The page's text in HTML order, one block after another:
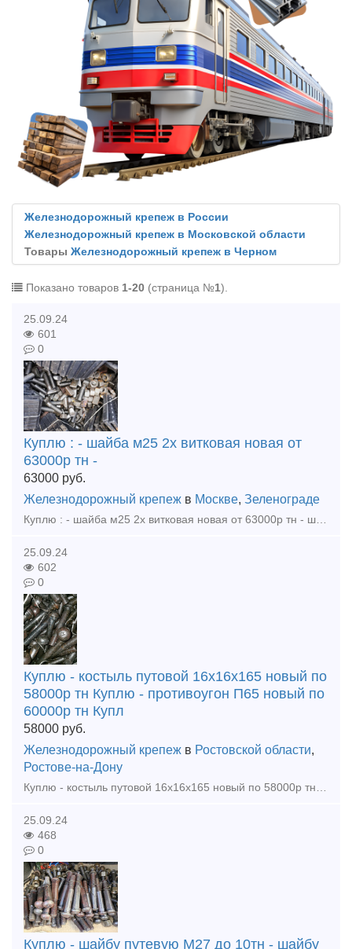
Железнодорожный крепеж в России
Железнодорожный крепеж в Московской области
Товары Железнодорожный крепеж в Черном
Показано товаров 1-20 (страница №1).
25.09.24
601
0
Куплю : - шайба м25 2х витковая новая от
63000р тн -
63000 руб.
Железнодорожный крепеж в Москве, Зеленограде
Куплю : - шайба м25 2х витковая новая от 63000р тн - шайба м27 одновитковая новая от 70000р тн - шайба м24 одновитковая новая от 70000р тн - гайка м22 от 82000р тн - гайка м27 от 800
25.09.24
602
0
Куплю - костыль путовой 16х16х165 новый по
58000р тн Куплю - противоугон П65 новый по
60000р тн Купл
58000 руб.
Железнодорожный крепеж в Ростовской области,
Ростове-на-Дону
Куплю - костыль путовой 16х16х165 новый по 58000р тн Куплю - противоугон П65 новый по 60000р тн Куплю - подкладку КД-65 новую по 80000р тн Куплю - подкладку Д65 новую по 85000р тн Куплю - болт кле
25.09.24
468
0
Куплю - шайбу путевую М27 до 10тн - шайбу